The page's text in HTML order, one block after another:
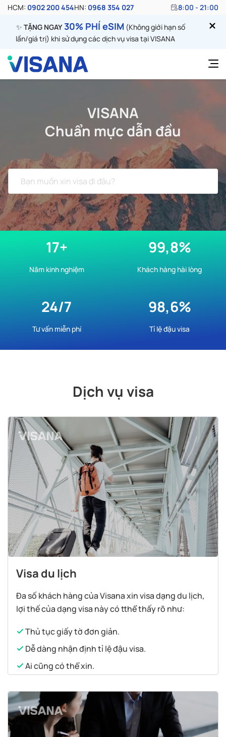
HCM: 0902 200 454HN: 0968 354 027 8:00 - 21:00
✨ TẶNG NGAY30% PHÍ eSIM (Không giới hạn số
lần/giá trị) khi sử dụng các dịch vụ visa tại VISANA
VISANA
Chuẩn mực dẫn đầu
17+
Năm kinh nghiệm
99,8%
Khách hàng hài lòng
24/7
Tư vấn miễn phí
98,6%
Tỉ lệ đậu visa
Dịch vụ visa
Visa du lịch
Đa số khách hàng của Visana xin visa dạng du lịch,
lợi thế của dạng visa này có tthể thấy rõ như:
Thủ tục giấy tờ đơn giản.
Dễ dàng nhận định tỉ lệ đậu visa.
Ai cũng có thể xin.